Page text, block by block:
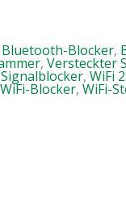
Bluetooth-Blocker,
, Versteckter
Signalblocker, WiFi
WiFi-Blocker, WiFi-